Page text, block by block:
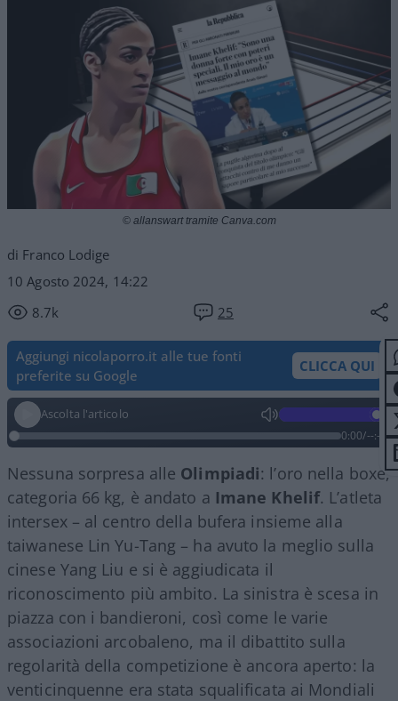
di Franco Lodige
10 Agosto 2024, 14:22
8.7k
25
© allanswart tramite Canva.com
Aggiungi nicolaporro.it alle tue fonti
preferite su Google
CLICCA QUI
Ascolta l'articolo
0:00/--:--
Nessuna sorpresa alle Olimpiadi: l’oro nella boxe,
categoria 66 kg, è andato a Imane Khelif. L’atleta
intersex – al centro della bufera insieme alla
taiwanese Lin Yu-Tang – ha avuto la meglio sulla
cinese Yang Liu e si è aggiudicata il
riconoscimento più ambito. La sinistra è scesa in
piazza con i bandieroni, così come le varie
associazioni arcobaleno, ma il dibattito sulla
regolarità della competizione è ancora aperto: la
venticinquenne era stata squalificata ai Mondiali